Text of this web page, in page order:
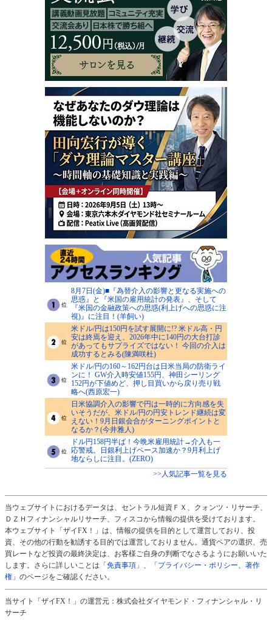
8月7日(金)■『為替介入の影響と更なる実施への
思惑』と『米国の雇用統計の発表』、そして
『米国の金融政策への思惑(利上げへの思惑に注
視)』に注目！(羊飼い)
米ドル/円は150円を試す展開に!? 米ドル高・円
安は終焉を迎え、2026年中に140円の大台打診
があってもサプライズではない！ 今回の介入は
成功するとみる(陳満咲杜)
米ドル/円の160～162円台は日米当局の防衛ライ
ンに！ GW介入時安値155円、神田シーリング
152円が下値めど、押し目買いから戻り売り戦
略へ(西原宏一)
日米協調介入の影響で円は一時的に方向感を失
いそうだが、米ドル/円の円安トレンド継続は変
えない！9月日銀会合がターニングポイントと
なるか？(今井雅人)
ドル円158円半ば！今晩米雇用統計→介入も一
応警戒。日銀利上げペース加速か？9月利上げ
地ならしに注目。(ZERO)
>>人気記事一覧を見る
当ウェブサイトにおけるデータは、セントラル短資ＦＸ、クォンツ・リサーチ、
ＤＺＨフィナンシャルリサーチ、フィスコから情報の提供を受けております。
本ウェブサイト「ザイFX！」は、情報の提供を目的として運営しており、投
資、その他の行動を勧誘する目的では運営しておりません。通貨ペアの選択、売
買レートなど投資の最終決定は、お客様ご自身の判断でなさるようにお願いいた
します。さらに詳しいことは 「免責事項」 、
「プライバシー・ポリシー、著作
権」 のページをご確認ください。
当サイト「ザイFX！」の運営元：株式会社ダイヤモンド・フィナンシャル・リ
サーチ